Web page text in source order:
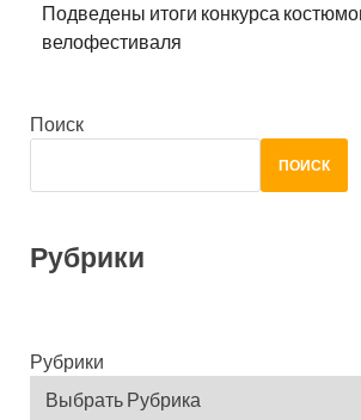
Подведены итоги конкурса
велофестиваля
Поиск
ПОИСК
Рубрики
Рубрики